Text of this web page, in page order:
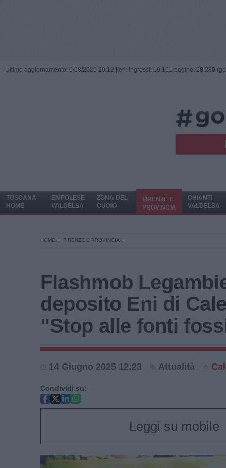
Ultimo aggiornamento: 6/08/2026 20:12 | ieri: Ingressi: 19.161 pagine: 28.230
TOSCANA
HOME
EMPOLESE
VALDELSA
ZONA DEL
CUOIO
FIRENZE E
PROVINCIA
CHIANTI
VALDELSA
HOME FIRENZE E PROVINCIA
Flashmob
deposito Eni di
"Stop alle fonti
14 Giugno 2025 12:23 Attualità
Condividi su:
Leggi su mobile